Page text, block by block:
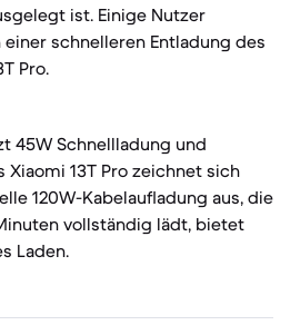
ist. Einige Nutzer
schnelleren Entladung des
Pro.
45W Schnellladung und
Xiaomi 13T Pro zeichnet sich
120W-Kabelaufladung aus, die
vollständig lädt, bietet
Laden.